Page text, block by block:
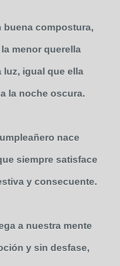
buena compostura,
menor querella
luz, igual que ella
la noche oscura.
nace
siempre satisface
y consecuente.
a nuestra mente
y sin desfase,